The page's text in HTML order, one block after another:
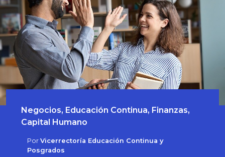
Negocios, Educación Continua, Finanzas,
Capital Humano
Por Vicerrectoría Educación Continua y
Posgrados